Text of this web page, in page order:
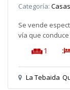
Categoría:
Se vende
vía que
1 :
La Tebaida